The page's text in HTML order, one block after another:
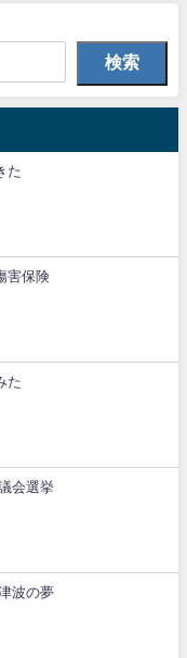
検索
た
害保険
た
会選挙
波の夢